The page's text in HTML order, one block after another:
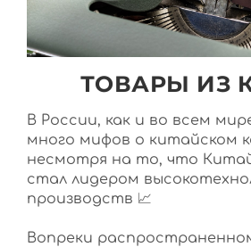
ТОВАРЫ ИЗ
В России, как и во всем
много мифов о китайском
несмотря на то, что
стал лидером
производств 📈
Вопреки